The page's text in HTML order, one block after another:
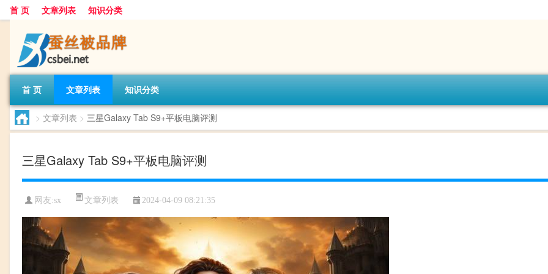
首 页 文章列表 知识分类
首 页 文章列表 知识分类
> 文章列表 > 三星Galaxy Tab S9+平板电脑评测
三星Galaxy Tab S9+平板电脑评测
网友:sx 文章列表 2024-04-09 08:21:35